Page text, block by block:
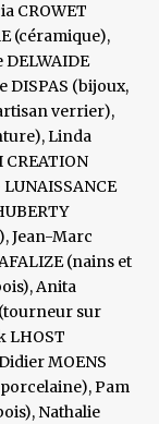
CROWET
(céramique),
DISPAS (bijoux,
verrier),
Linda
Jean-Marc
(nains et
Anita
(tourneur sur
LHOST
MOENS
Pam
Nathalie